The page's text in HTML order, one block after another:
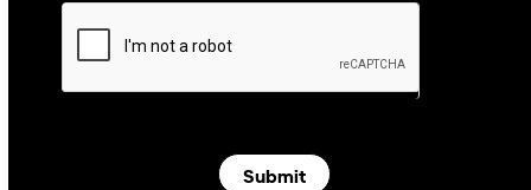
Submit